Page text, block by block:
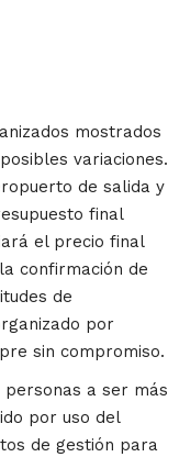
mostrados
variaciones.
de salida y
final
el precio final
confirmación de
de
por
sin compromiso.
personas a ser más
por uso del
de gestión para